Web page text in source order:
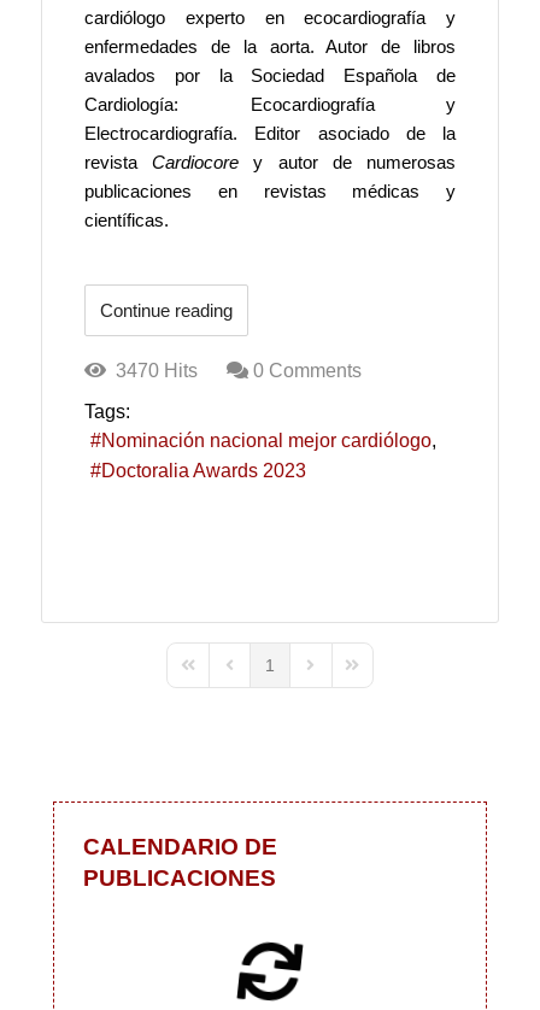
cardiólogo experto en ecocardiografía y
enfermedades de la aorta. Autor de libros
avalados por la Sociedad Española de
Cardiología: Ecocardiografía y
Electrocardiografía. Editor asociado de la
revistaCardiocore y autor de numerosas
publicaciones en revistas médicas y
científicas.
Continue reading
3470 Hits
0 Comments
Tags:
Nominación nacional mejor cardiólogo
Doctoralia Awards 2023
First PagePrevious Page
1
Next PageLast Page
CALENDARIO DE
PUBLICACIONES